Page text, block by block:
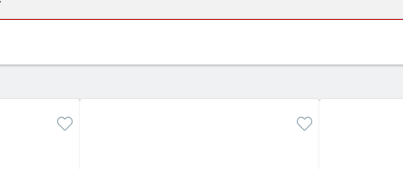
A и нужные функции (конвекция, гриль,